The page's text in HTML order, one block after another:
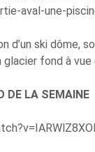
d’un ski dôme,
fond à vue
DE LA SEMAINE